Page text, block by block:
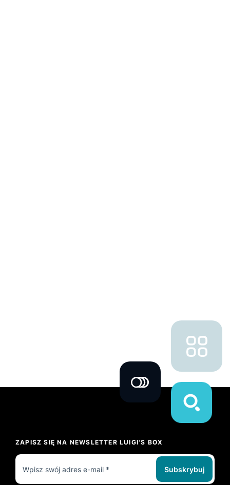
ZAPISZ SIĘ NA NEWSLETTER LUIGI'S BOX
Subskrybuj